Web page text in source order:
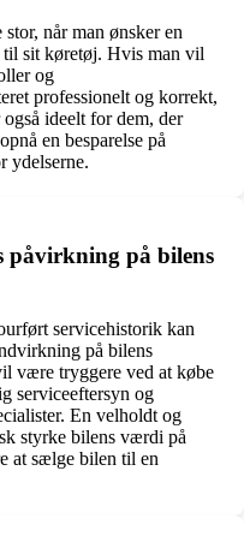
når man ønsker en
til sit køretøj. Hvis man vil
og
professionelt og korrekt,
ideelt for dem, der
en besparelse på
ydelserne.
påvirkning på bilens
servicehistorik kan
på bilens
være tryggere ved at købe
serviceeftersyn og
En velholdt og
styrke bilens værdi på
at sælge bilen til en